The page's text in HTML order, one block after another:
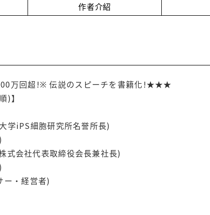
作者介紹
万回超!※ 伝説のスピーチを書籍化!★★★
)】
学iPS細胞研究所名誉所長)
式会社代表取締役会長兼社長)
ー・経営者)